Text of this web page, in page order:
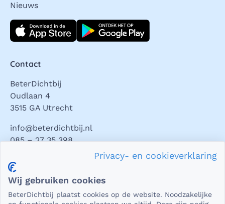
Nieuws
Download direct
Contact
BeterDichtbij
Oudlaan 4
3515 GA Utrecht
info@beterdichtbij.nl
085 – 27 35 398
Privacy en veiligheid
essentieel dat die beveiligd worden uitgewisseld. En dat
Privacy- en cookieverklaring
Wij gebruiken cookies
BeterDichtbij plaatst cookies op de website. Noodzakelijke